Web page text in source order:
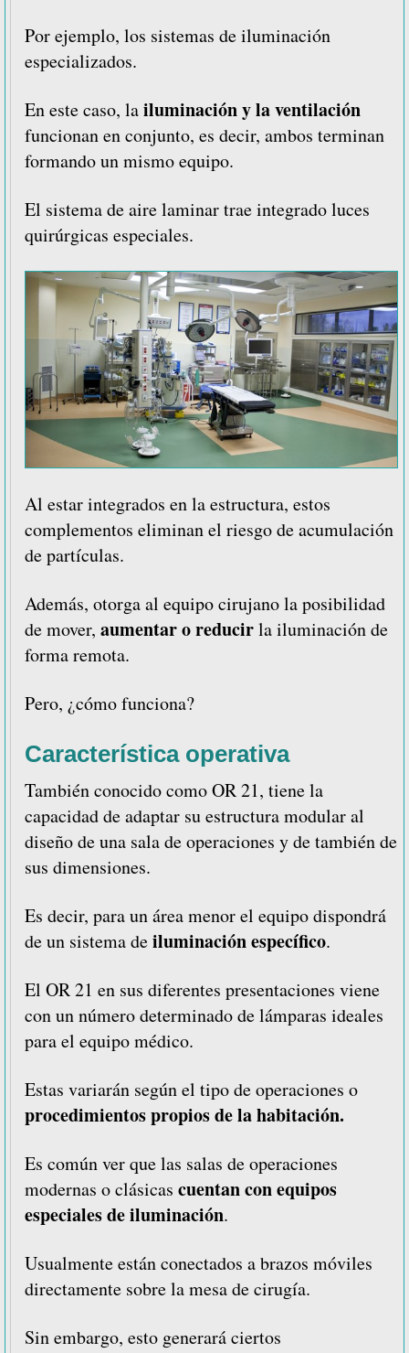
Por ejemplo, los sistemas de iluminación
especializados.
En este caso, lailuminación y la ventilación
funcionan en conjunto, es decir, ambos terminan
formando un mismo equipo.
El sistema de aire laminar trae integrado luces
quirúrgicas especiales.
Al estar integrados en la estructura, estos
complementos eliminan el riesgo de acumulación
de partículas.
Además, otorga al equipo cirujano la posibilidad
de mover, aumentar o reducirla iluminación de
forma remota.
Pero, ¿cómo funciona?
Característica operativa
También conocido como OR 21, tiene la
capacidad de adaptar su estructura modular al
diseño de una sala de operaciones y de también de
sus dimensiones.
Es decir, para un área menor el equipo dispondrá
de un sistema deiluminación específico.
El OR 21 en sus diferentes presentaciones viene
con un número determinado de lámparas ideales
para el equipo médico.
Estas variarán según el tipo de operaciones o
procedimientos propios de la habitación.
Es común ver que las salas de operaciones
modernas o clásicas cuentan con equipos
especiales de iluminación.
Usualmente están conectados a brazos móviles
directamente sobre la mesa de cirugía.
Sin embargo, esto generará ciertos